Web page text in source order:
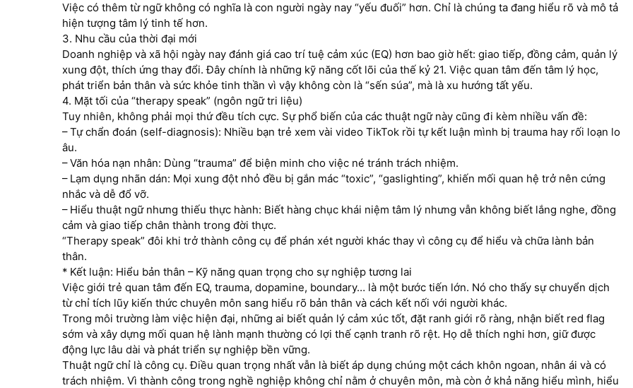
Việc có thêm từ ngữ không có nghĩa là con người ngày nay “yếu đuối” hơn. Chỉ là chúng ta đang hiểu rõ và mô tả
hiện tượng tâm lý tinh tế hơn.
3. Nhu cầu của thời đại mới
Doanh nghiệp và xã hội ngày nay đánh giá cao trí tuệ cảm xúc (EQ) hơn bao giờ hết: giao tiếp, đồng cảm, quản lý
xung đột, thích ứng thay đổi. Đây chính là những kỹ năng cốt lõi của thế kỷ 21. Việc quan tâm đến tâm lý học,
phát triển bản thân và sức khỏe tinh thần vì vậy không còn là “sến súa”, mà là xu hướng tất yếu.
4. Mặt tối của “therapy speak” (ngôn ngữ tri liệu)
Tuy nhiên, không phải mọi thứ đều tích cực. Sự phổ biến của các thuật ngữ này cũng đi kèm nhiều vấn đề:
– Tự chẩn đoán (self-diagnosis): Nhiều bạn trẻ xem vài video TikTok rồi tự kết luận mình bị trauma hay rối loạn lo
âu.
– Văn hóa nạn nhân: Dùng “trauma” để biện minh cho việc né tránh trách nhiệm.
– Lạm dụng nhãn dán: Mọi xung đột nhỏ đều bị gắn mác “toxic”, “gaslighting”, khiến mối quan hệ trở nên cứng
nhắc và dễ đổ vỡ.
– Hiểu thuật ngữ nhưng thiếu thực hành: Biết hàng chục khái niệm tâm lý nhưng vẫn không biết lắng nghe, đồng
cảm và giao tiếp chân thành trong đời thực.
“Therapy speak” đôi khi trở thành công cụ để phán xét người khác thay vì công cụ để hiểu và chữa lành bản
thân.
* Kết luận: Hiểu bản thân – Kỹ năng quan trọng cho sự nghiệp tương lai
Việc giới trẻ quan tâm đến EQ, trauma, dopamine, boundary… là một bước tiến lớn. Nó cho thấy sự chuyển dịch
từ chỉ tích lũy kiến thức chuyên môn sang hiểu rõ bản thân và cách kết nối với người khác.
Trong môi trường làm việc hiện đại, những ai biết quản lý cảm xúc tốt, đặt ranh giới rõ ràng, nhận biết red flag
sớm và xây dựng mối quan hệ lành mạnh thường có lợi thế cạnh tranh rõ rệt. Họ dễ thích nghi hơn, giữ được
động lực lâu dài và phát triển sự nghiệp bền vững.
Thuật ngữ chỉ là công cụ. Điều quan trọng nhất vẫn là biết áp dụng chúng một cách khôn ngoan, nhân ái và có
trách nhiệm. Vì thành công trong nghề nghiệp không chỉ nằm ở chuyên môn, mà còn ở khả năng hiểu mình, hiểu